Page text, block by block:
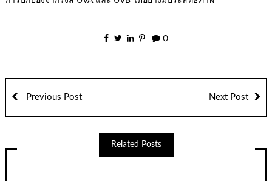
0
Previous Post Next Post
Related Posts